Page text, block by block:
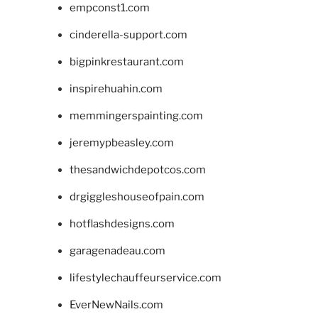
empconst1.com
cinderella-support.com
bigpinkrestaurant.com
inspirehuahin.com
memmingerspainting.com
jeremypbeasley.com
thesandwichdepotcos.com
drgiggleshouseofpain.com
hotflashdesigns.com
garagenadeau.com
lifestylechauffeurservice.com
EverNewNails.com